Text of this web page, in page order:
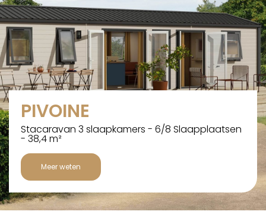
PIVOINE
Stacaravan 3 slaapkamers - 6/8 Slaapplaatsen
- 38,4 m²
Meer weten